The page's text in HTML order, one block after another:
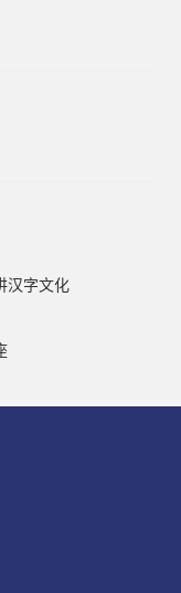
汉字文化